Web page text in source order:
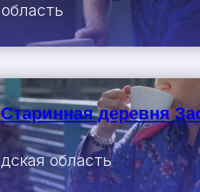
деревня
область